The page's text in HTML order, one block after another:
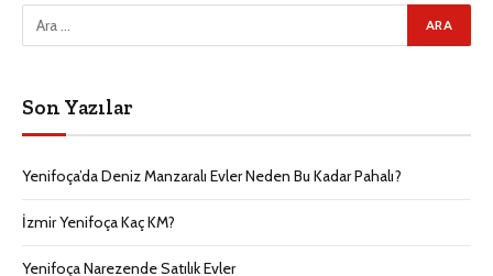
Son Yazılar
Yenifoça’da Deniz Manzaralı Evler Neden Bu Kadar Pahalı?
İzmir Yenifoça Kaç KM?
Yenifoça Narezende Satılık Evler